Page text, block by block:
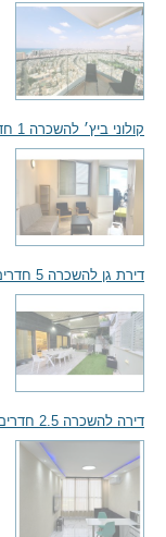
קולוני ביץ׳ להשכרה 1 חדר 3,800₪ בחודש
דירת גן להשכרה 5 חדרים 14,000₪ בחודש
דירה להשכרה 2.5 חדרים 5,800₪ בחודש